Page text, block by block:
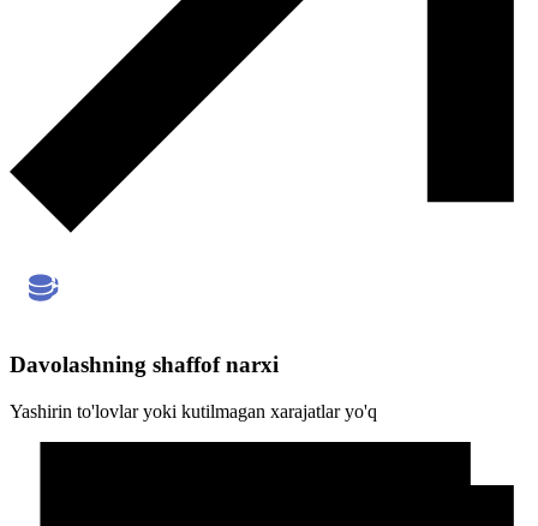
Davolashning shaffof narxi
Yashirin to'lovlar yoki kutilmagan xarajatlar yo'q